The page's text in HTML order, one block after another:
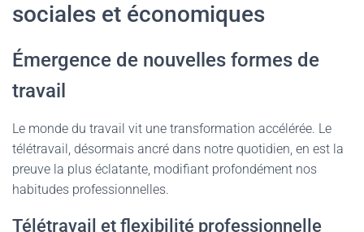
sociales et économiques
Émergence de nouvelles formes de
travail
Le monde du travail vit une transformation accélérée. Le
télétravail, désormais ancré dans notre quotidien, en est la
preuve la plus éclatante, modifiant profondément nos
habitudes professionnelles.
Télétravail et flexibilité professionnelle